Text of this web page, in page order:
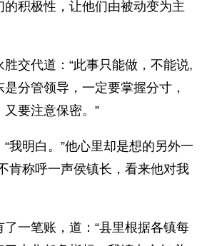
积极性，让他们由被动变为主
代道：“此事只能做，不能说,
分管领导，一定要掌握分寸，
要注意保密。”
明白。”他心里却是想的另外一
肯称呼一声侯镇长，看来他对我
一笔账，道：“县里根据各镇每